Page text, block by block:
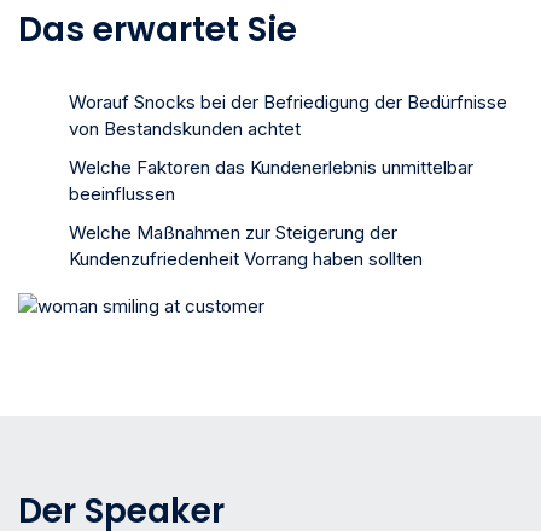
Das erwartet Sie
Worauf Snocks bei der Befriedigung der Bedürfnisse
von Bestandskunden achtet
Welche Faktoren das Kundenerlebnis unmittelbar
beeinflussen
Welche Maßnahmen zur Steigerung der
Kundenzufriedenheit Vorrang haben sollten
Der Speaker